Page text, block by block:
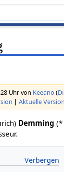
Uhr von Keeano (
|Aktuelle Version
Demming (*